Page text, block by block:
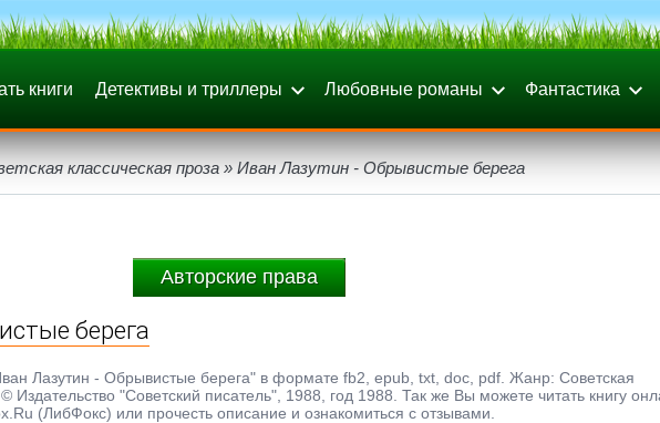
книги Детективы и триллеры Любовные романы Фантастика
классическая проза » Иван Лазутин - Обрывистые берега
Авторские права
берега
Лазутин - Обрывистые берега" в формате fb2, epub, txt, doc, pdf. Жанр: Советская
© Издательство "Советский писатель", 1988, год 1988. Так же Вы можете читать книгу
(ЛибФокс) или прочесть описание и ознакомиться с отзывами.